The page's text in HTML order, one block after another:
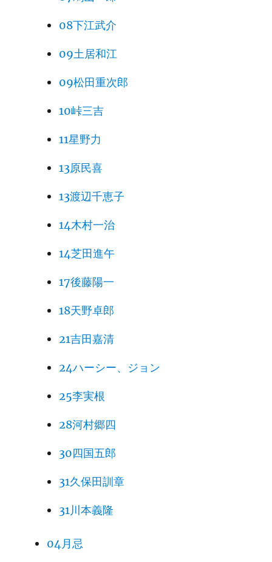
08下江武介
09土居和江
09松田重次郎
10峠三吉
11星野力
13原民喜
13渡辺千恵子
14木村一治
14芝田進午
17後藤陽一
18天野卓郎
21吉田嘉清
24ハーシー、ジョン
25李実根
28河村郷四
30四国五郎
31久保田訓章
31川本義隆
04月忌